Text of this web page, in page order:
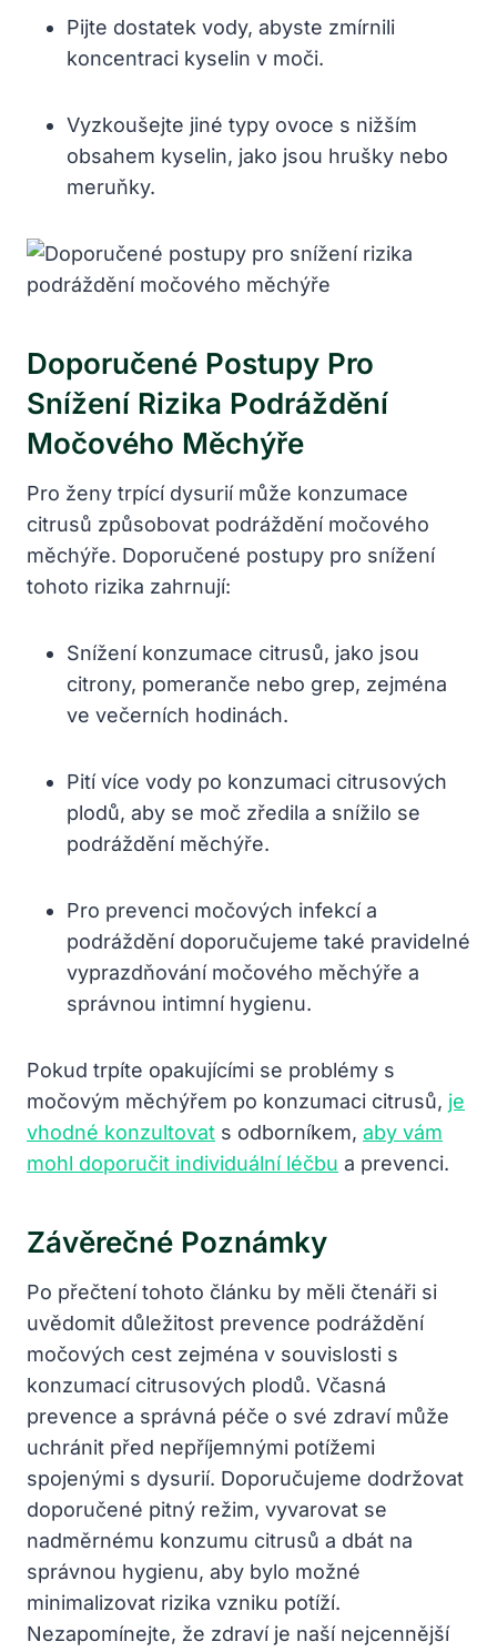
Pijte dostatek vody, abyste zmírnili
koncentraci kyselin v moči.
Vyzkoušejte jiné typy ovoce s nižším
obsahem kyselin, jako jsou hrušky nebo
meruňky.
Doporučené Postupy Pro
Snížení Rizika Podráždění
Močového Měchýře
Pro ženy trpící dysurií může konzumace
citrusů způsobovat podráždění močového
měchýře. Doporučené postupy pro snížení
tohoto rizika zahrnují:
Snížení konzumace citrusů, jako jsou
citrony, pomeranče nebo grep, zejména
ve večerních hodinách.
Pití více vody po konzumaci citrusových
plodů, aby se moč zředila a snížilo se
podráždění měchýře.
Pro prevenci močových infekcí a
podráždění doporučujeme také pravidelné
vyprazdňování močového měchýře a
správnou intimní hygienu.
Pokud trpíte opakujícími se problémy s
močovým měchýřem po konzumaci citrusů, je
vhodné konzultovat s odborníkem, aby vám
mohl doporučit individuální léčbu a prevenci.
Závěrečné Poznámky
Po přečtení tohoto článku by měli čtenáři si
uvědomit důležitost prevence podráždění
močových cest zejména v souvislosti s
konzumací citrusových plodů. Včasná
prevence a správná péče o své zdraví může
uchránit před nepříjemnými potížemi
spojenými s dysurií. Doporučujeme dodržovat
doporučené pitný režim, vyvarovat se
nadměrnému konzumu citrusů a dbát na
správnou hygienu, aby bylo možné
minimalizovat rizika vzniku potíží.
Nezapomínejte, že zdraví je naší nejcennější